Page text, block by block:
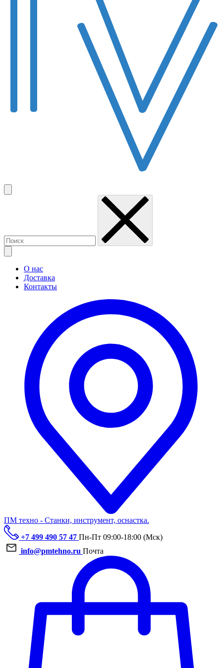
О нас
Доставка
Контакты
ПМ техно - Станки, инструмент, оснастка.
+7 499 490 57 47 Пн-Пт 09:00-18:00 (Мск)
info@pmtehno.ru Почта